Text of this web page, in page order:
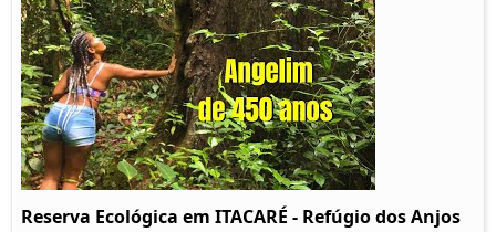
Reserva Ecológica em ITACARÉ - Refúgio dos Anjos